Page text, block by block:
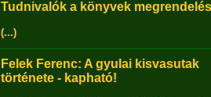
Tudnivalók a könyvek
(...)
Felek Ferenc: A gyulai kisvasutak
története - kapható!